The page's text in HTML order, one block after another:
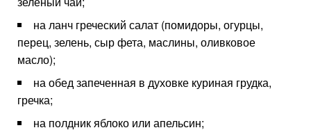
на ланч греческий салат (помидоры, огурцы,
перец, зелень, сыр фета, маслины, оливковое
масло);
на обед запеченная в духовке куриная грудка,
гречка;
на полдник яблоко или апельсин;